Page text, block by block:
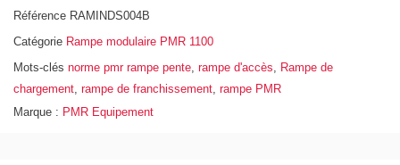
Référence RAMINDS004B
Catégorie Rampe modulaire PMR 1100
Mots-clés norme pmr rampe pente rampe d'accès
Rampe de
chargement rampe de franchissement rampe PMR
Marque : PMR Equipement